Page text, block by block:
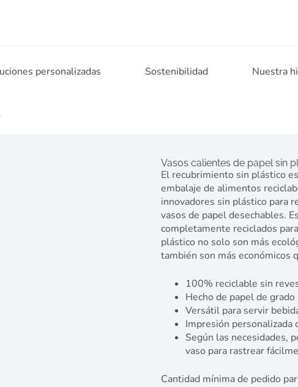
personalizadas Sostenibilidad Nuestra
Vasos calientes de papel sin
El recubrimiento sin plástico
embalaje de alimentos
innovadores sin plástico para
vasos de papel desechables.
completamente reciclados
plástico no solo son más
también son más económicos
100% reciclable sin
Hecho de papel de
Versátil para servir
Impresión personalizada
Según las necesidades,
vaso para rastrear
Cantidad mínima de pedido